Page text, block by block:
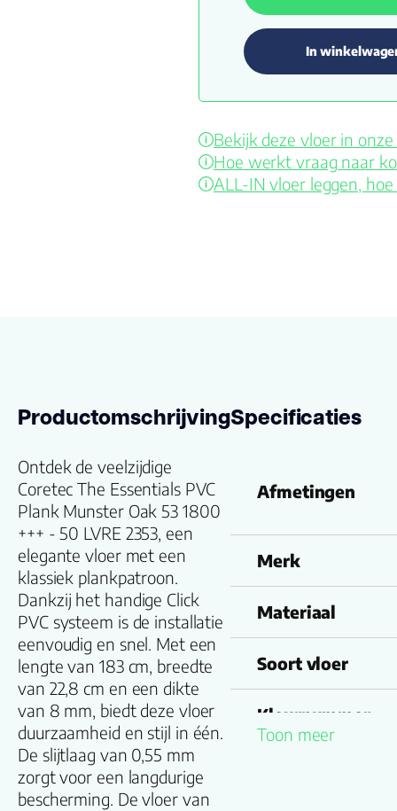
In
Bekijk deze vloer in
Hoe werkt vraag naar
ALL-IN vloer leggen,
Productomschrijving
Ontdek de veelzijdige
Coretec The Essentials PVC
Plank Munster Oak 53 1800
+++ - 50 LVRE 2353, een
elegante vloer met een
klassiek plankpatroon.
Dankzij het handige Click
PVC systeem is de installatie
eenvoudig en snel. Met een
lengte van 183 cm, breedte
van 22,8 cm en een dikte
van 8 mm, biedt deze vloer
duurzaamheid en stijl in één.
De slijtlaag van 0,55 mm
zorgt voor een langdurige
bescherming. De vloer van
Specificaties
Afmetingen
Merk
Materiaal
Soort vloer
Kleurnummer
Toon meer